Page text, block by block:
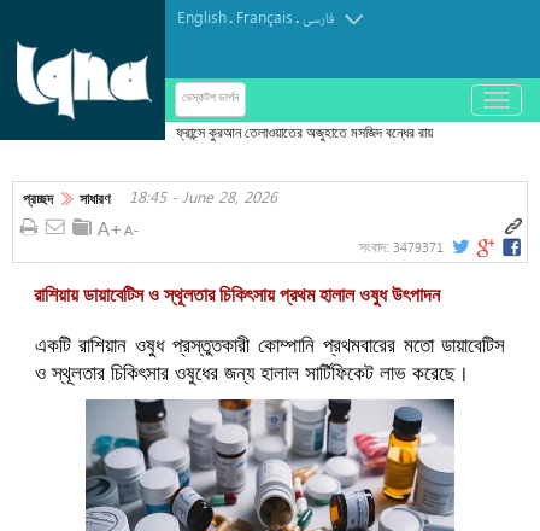
English. Français.فارسی
ডেস্কটপ ভার্শন
باز
و
کردن
ফ্রান্সে কুরআন তেলাওয়াতের অজুহাতে মসজিদ বন্ধের রায়
প্রচ্ছদ সাধারণ 18:45 - June 28, 2026
সংবাদ: 3479371
রাশিয়ায় ডায়াবেটিস ও স্থূলতার চিকিৎসায় প্রথম হালাল ওষুধ উৎপাদন
একটি রাশিয়ান ওষুধ প্রস্তুতকারী কোম্পানি প্রথমবারের মতো ডায়াবেটিস
ও স্থূলতার চিকিৎসার ওষুধের জন্য হালাল সার্টিফিকেট লাভ করেছে।